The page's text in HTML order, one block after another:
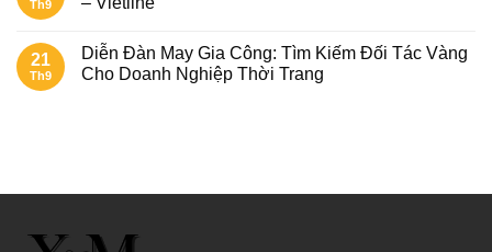
Th9
21
Th9
Diễn Đàn May Gia Công: Tìm Kiếm Đối Tác Vàng
Cho Doanh Nghiệp Thời Trang